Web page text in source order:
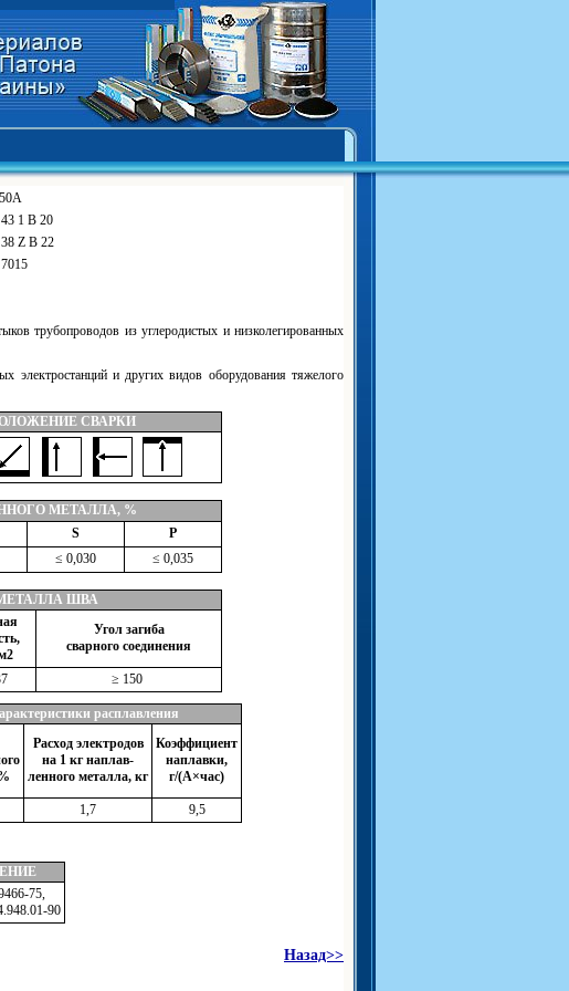
1 В 20
Z В 22
трубопроводов из углеродистых и низколегированных
электростанций и других видов оборудования тяжелого
СВАРКИ
МЕТАЛЛА, %
S
Р
≤ 0,030 ≤ 0,035
ШВА
Угол загиба
сварного соединения
≥ 150
расплавления
Расход электродов
на 1 кг наплав-
ленного металла, кг
Коэффициент
наплавки,
г/(А×час)
1,7 9,5
75,
90
Назад>>